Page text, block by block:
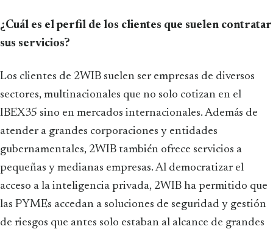
¿Cuál es el perfil de los clientes que suelen contratar
sus servicios?
Los clientes de 2WIB suelen ser empresas de diversos
sectores, multinacionales que no solo cotizan en el
IBEX35 sino en mercados internacionales. Además de
atender a grandes corporaciones y entidades
gubernamentales, 2WIB también ofrece servicios a
pequeñas y medianas empresas. Al democratizar el
acceso a la inteligencia privada, 2WIB ha permitido que
las PYMEs accedan a soluciones de seguridad y gestión
de riesgos que antes solo estaban al alcance de grandes